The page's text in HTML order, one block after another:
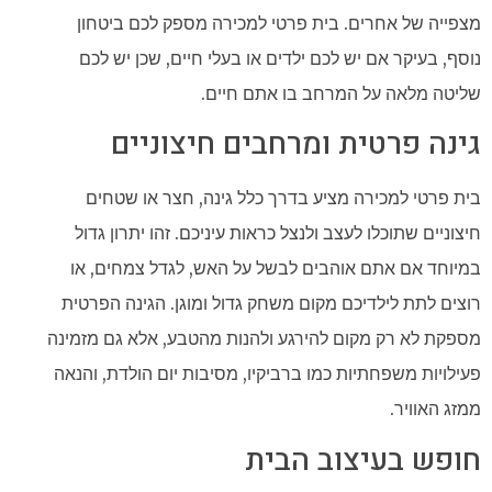
מצפייה של אחרים. בית פרטי למכירה מספק לכם ביטחון
נוסף, בעיקר אם יש לכם ילדים או בעלי חיים, שכן יש לכם
שליטה מלאה על המרחב בו אתם חיים.
גינה פרטית ומרחבים חיצוניים
בית פרטי למכירה מציע בדרך כלל גינה, חצר או שטחים
חיצוניים שתוכלו לעצב ולנצל כראות עיניכם. זהו יתרון גדול
במיוחד אם אתם אוהבים לבשל על האש, לגדל צמחים, או
רוצים לתת לילדיכם מקום משחק גדול ומוגן. הגינה הפרטית
מספקת לא רק מקום להירגע ולהנות מהטבע, אלא גם מזמינה
פעילויות משפחתיות כמו ברביקיו, מסיבות יום הולדת, והנאה
ממזג האוויר.
חופש בעיצוב הבית